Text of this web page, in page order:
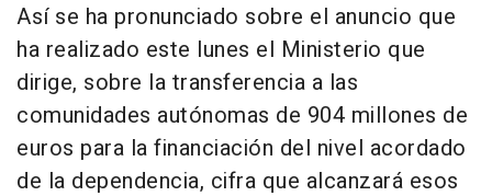
Así se ha pronunciado sobre el anuncio que
ha realizado este lunes el Ministerio que
dirige, sobre la transferencia a las
comunidades autónomas de 904 millones de
euros para la financiación del nivel acordado
de la dependencia, cifra que alcanzará esos